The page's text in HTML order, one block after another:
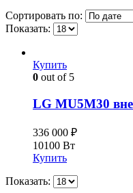
Сортировать по:
Показать:
Купить
0 out of 5
LG MU5M30
336 000 ₽
10100 Вт
Купить
Показать: